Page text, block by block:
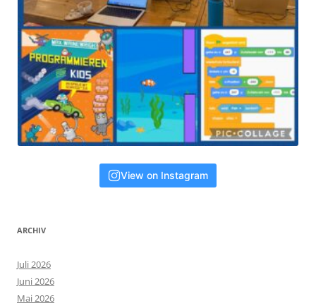
View on Instagram
ARCHIV
Juli 2026
Juni 2026
Mai 2026